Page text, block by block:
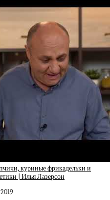
куриные фрикадельки и
| Илья Лазерсон